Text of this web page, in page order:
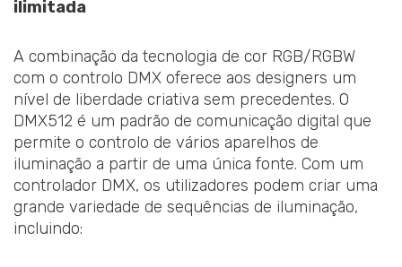
ilimitada
A combinação da tecnologia de cor RGB/RGBW
com o controlo DMX oferece aos designers um
nível de liberdade criativa sem precedentes. O
DMX512 é um padrão de comunicação digital que
permite o controlo de vários aparelhos de
iluminação a partir de uma única fonte. Com um
controlador DMX, os utilizadores podem criar uma
grande variedade de sequências de iluminação,
incluindo: